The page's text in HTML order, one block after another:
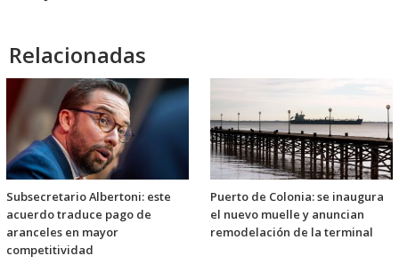
Relacionadas
Subsecretario Albertoni: este
acuerdo traduce pago de
aranceles en mayor
competitividad
Puerto de Colonia: se inaugura
el nuevo muelle y anuncian
remodelación de la terminal